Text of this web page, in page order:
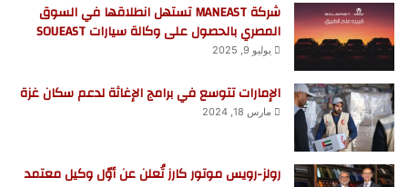
شركة MANEAST تستهل انطلاقها في السوق
المصري بالحصول على وكالة سيارات SOUEAST
يوليو 9, 2025
الإمارات تتوسع في برامج الإغاثة لدعم سكان غزة
مارس 18, 2024
رولز-رويس موتور كارز تُعلن عن أوّل وكيل معتمد